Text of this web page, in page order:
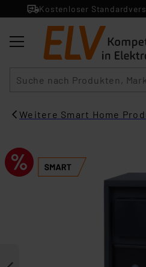
Kostenloser
Weitere Smart Home